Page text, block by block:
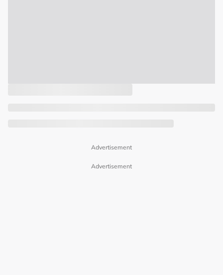
Advertisement
Advertisement